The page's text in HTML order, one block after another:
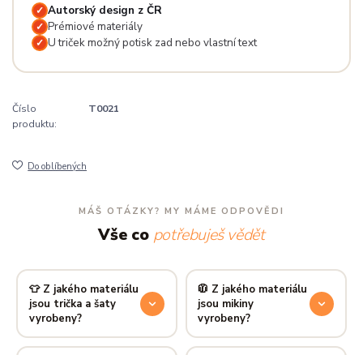
✓ Autorský design z ČR
✓ Prémiové materiály
✓ U triček možný potisk zad nebo vlastní text
Číslo
produktu:
T0021
Do oblíbených
MÁŠ OTÁZKY? MY MÁME ODPOVĚDI
Vše co potřebuješ vědět
👕 Z jakého materiálu
jsou trička a šaty
vyrobeny?
Používáme prémiovou 100%
🧥 Z jakého materiálu
jsou mikiny
vyrobeny?
Mikiny šijeme ze směsi80 %